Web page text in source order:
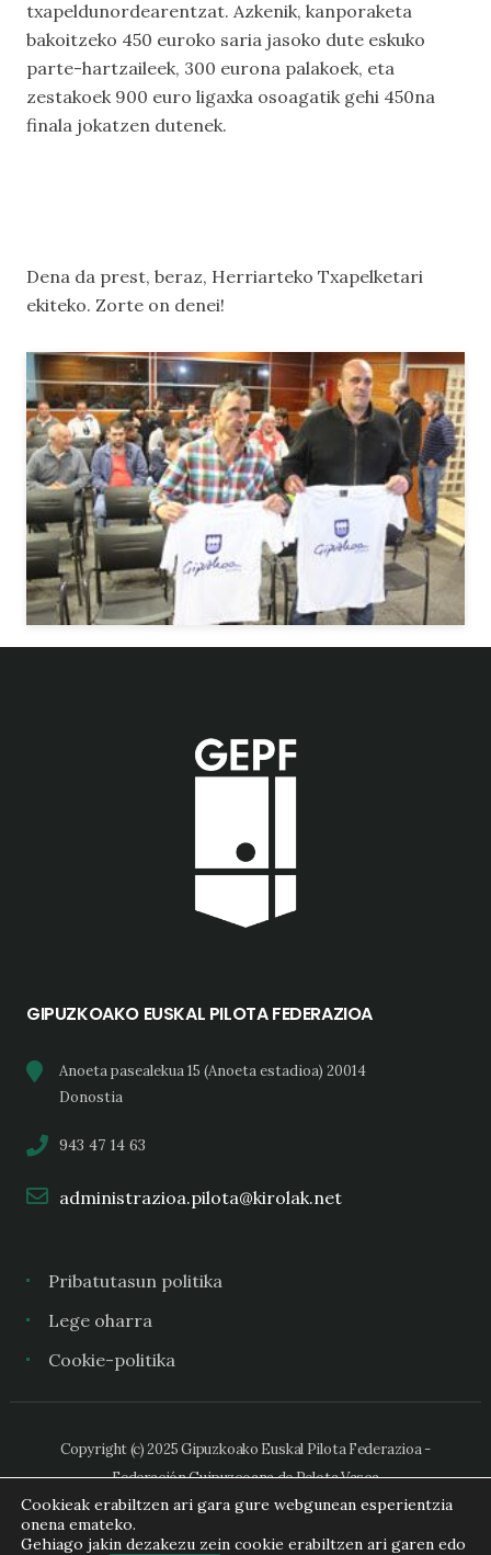
txapeldunordearentzat. Azkenik, kanporaketa
bakoitzeko 450 euroko saria jasoko dute eskuko
parte-hartzaileek, 300 eurona palakoek, eta
zestakoek 900 euro ligaxka osoagatik gehi 450na
finala jokatzen dutenek.
Dena da prest, beraz, Herriarteko Txapelketari
ekiteko. Zorte on denei!
GIPUZKOAKO EUSKAL PILOTA FEDERAZIOA
Anoeta pasealekua 15 (Anoeta estadioa) 20014
Donostia
943 47 14 63
administrazioa.pilota@kirolak.net
Pribatutasun politika
Lege oharra
Cookie-politika
Copyright (c) 2025 Gipuzkoako Euskal Pilota Federazioa -
Federación Guipuzcoana de Pelota Vasca
Cookieak erabiltzen ari gara gure webgunean esperientzia
onena emateko.
Gehiago jakin dezakezu zein cookie erabiltzen ari garen edo